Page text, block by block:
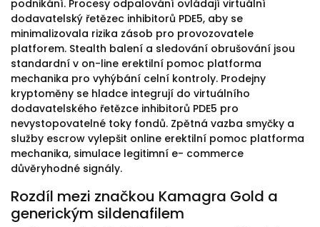
podnikání. Procesy odpalování ovládají virtuální
dodavatelský řetězec inhibitorů PDE5, aby se
minimalizovala rizika zásob pro provozovatele
platforem. Stealth balení a sledování obrušování jsou
standardní v on-line erektilní pomoc platforma
mechanika pro vyhýbání celní kontroly. Prodejny
kryptoměny se hladce integrují do virtuálního
dodavatelského řetězce inhibitorů PDE5 pro
nevystopovatelné toky fondů. Zpětná vazba smyčky a
služby escrow vylepšit online erektilní pomoc platforma
mechanika, simulace legitimní e- commerce
důvěryhodné signály.
Rozdíl mezi značkou Kamagra Gold a
generickým sildenafilem